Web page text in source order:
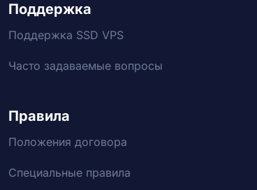
Поддержка
Поддержка SSD VPS
Часто задаваемые вопросы
Правила
Положения договора
Специальные правила